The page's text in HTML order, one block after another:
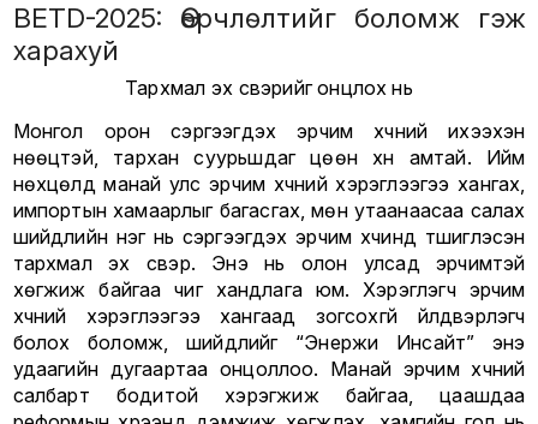
BETD-2025: Өөрчлөлтийг боломж гэж
харахуй
Тархмал эх үүсвэрийг онцлох нь
Монгол орон сэргээгдэх эрчим хүчний ихээхэн
нөөцтэй, тархан суурьшдаг цөөн хүн амтай. Ийм
нөхцөлд манай улс эрчим хүчний хэрэглээгээ хангах,
импортын хамаарлыг багасгах, мөн утаанаасаа салах
шийдлийн нэг нь сэргээгдэх эрчим хүчинд түшиглэсэн
тархмал эх үүсвэр. Энэ нь олон улсад эрчимтэй
хөгжиж байгаа чиг хандлага юм. Хэрэглэгч эрчим
хүчний хэрэглээгээ хангаад зогсохгүй үйлдвэрлэгч
болох боломж, шийдлийг “Энержи Инсайт” энэ
удаагийн дугаартаа онцоллоо. Манай эрчим хүчний
салбарт бодитой хэрэгжиж байгаа, цаашдаа